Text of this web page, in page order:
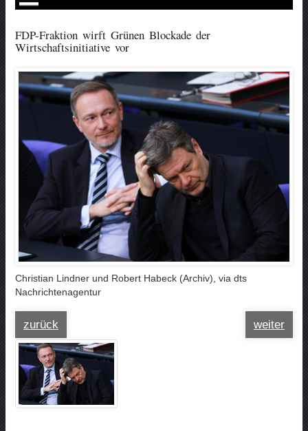
FDP-Fraktion wirft Grünen Blockade der
Wirtschaftsinitiative vor
Christian Lindner und Robert Habeck (Archiv), via dts
Nachrichtenagentur
zurück weiter